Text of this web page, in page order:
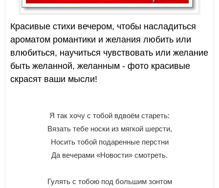
Красивые стихи вечером, чтобы насладиться
ароматом романтики и желания любить или
влюбиться, научиться чувствовать или желание
быть желанной, желанным - фото красивые
скрасят ваши мысли!
Я так хочу с тобой вдвоём стареть:
Вязать тебе носки из мягкой шерсти,
Носить тобой подаренные перстни
Да вечерами «Новости» смотреть.
Гулять с тобою под большим зонтом